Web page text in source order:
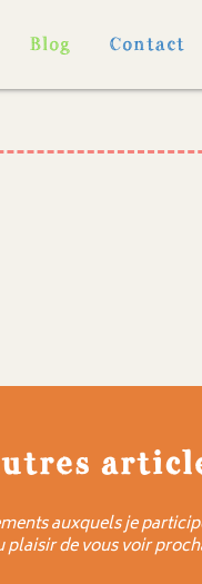
Blog Contact
auxquels je
plaisir de vous voir